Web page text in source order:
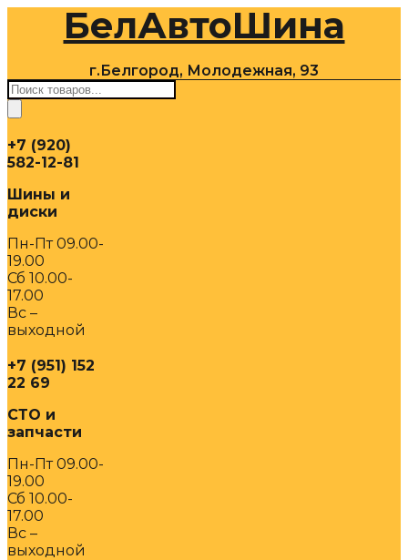
содержимомуБелАвтоШина
г.Белгород, Молодежная, 93
Поиск
товаров
+7 (920)
582-12-81
Шины и
диски
Пн-Пт 09.00-
19.00
Сб 10.00-
17.00
Вс –
выходной
+7 (951) 152
22 69
СТО и
запчасти
Пн-Пт 09.00-
19.00
Сб 10.00-
17.00
Вс –
выходной